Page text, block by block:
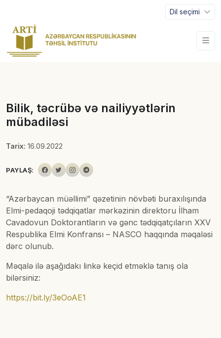
Dil seçimi
Bilik, təcrübə və nailiyyətlərin
mübadiləsi
Tarix: 16.09.2022
PAYLAŞ:
“Azərbaycan müəllimi” qəzetinin növbəti buraxılışında
Elmi-pedaqoji tədqiqatlar mərkəzinin direktoru İlham
Cavadovun Doktorantların və gənc tədqiqatçıların XXV
Respublika Elmi Konfransı – NASCO haqqında məqaləsi
dərc olunub.
Məqalə ilə aşağıdakı linkə keçid etməklə tanış ola
bilərsiniz:
https://bit.ly/3eOoAE1